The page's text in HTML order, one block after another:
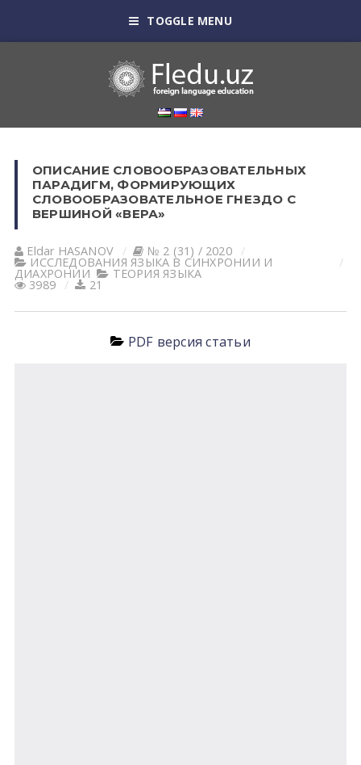
TOGGLE MENU
ОПИСАНИЕ СЛОВООБРАЗОВАТЕЛЬНЫХ
ПАРАДИГМ, ФОРМИРУЮЩИХ
СЛОВООБРАЗОВАТЕЛЬНОЕ ГНЕЗДО С
ВЕРШИНОЙ «ВЕРА»
Eldar HАSАNOV № 2 (31) / 2020
ИССЛЕДОВАНИЯ ЯЗЫКА В СИНХРОНИИ И
ДИАХРОНИИ ТЕОРИЯ ЯЗЫКА
3989 21
PDF версия статьи